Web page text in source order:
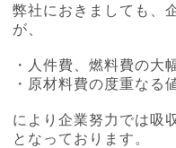
弊社におきましても、
が、
・人件費、燃料費の大
・原材料費の度重なる
により企業努力では吸
となっております。